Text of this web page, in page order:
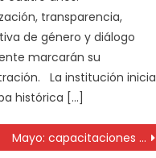
transparencia,
de género y diálogo
marcarán su
La institución inicia
histórica […]
Mayo: capacitaciones en el Colegio de Profesionales de la Higiene y Seguridad